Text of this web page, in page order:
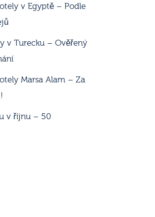
v Egyptě – Podle
v Turecku – Ověřený
Marsa Alam – Za
v říjnu – 50